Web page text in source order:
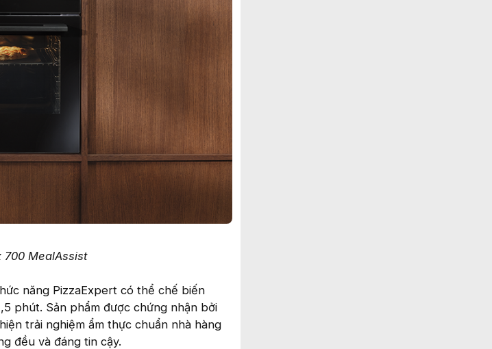
700 MealAssist
năng PizzaExpert có thể chế biến
phút. Sản phẩm được chứng nhận bởi
trải nghiệm ẩm thực chuẩn nhà hàng
đều và đáng tin cậy.